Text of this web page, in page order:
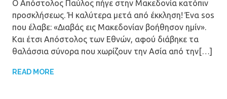
Ο Απόστολος Παύλος πήγε στην Μακεδονία κατόπιν
προσκλήσεως. Ή καλύτερα μετά από έκκληση! Ένα sos
που έλαβε: «Διαβάς εις Μακεδονίαν βοήθησον ημίν».
Και έτσι Απόστολος των Εθνών, αφού διάβηκε τα
θαλάσσια σύνορα που χωρίζουν την Ασία από την[…]
READ MORE